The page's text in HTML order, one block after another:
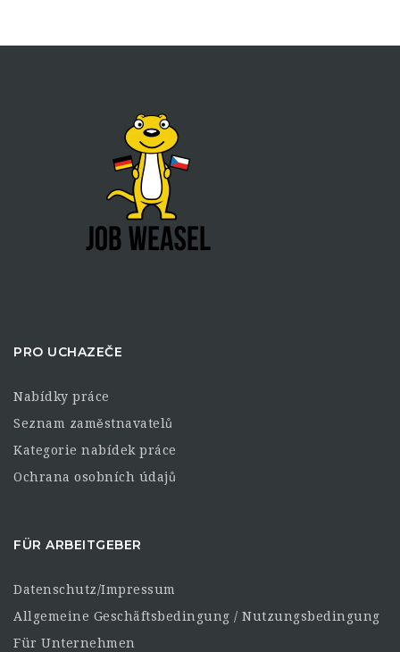
PRO UCHAZEČE
Nabídky práce
Seznam zaměstnavatelů
Kategorie nabídek práce
Ochrana osobních údajů
FÜR ARBEITGEBER
Datenschutz/Impressum
Allgemeine Geschäftsbedingung / Nutzungsbedingung
Für Unternehmen